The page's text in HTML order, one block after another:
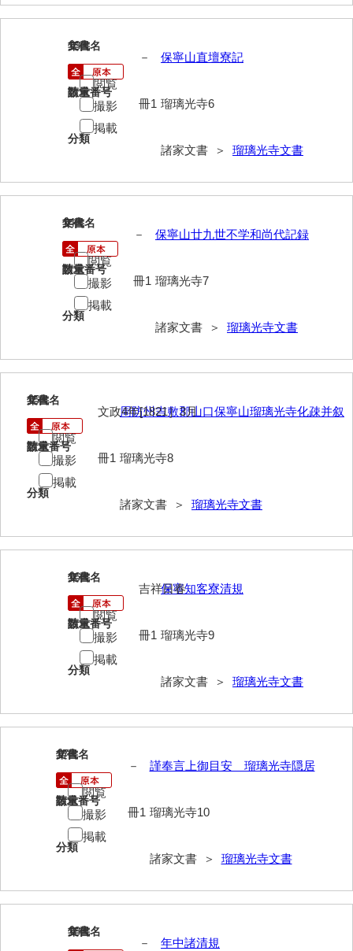
桂家文書（宇部市2）
桂家文書（下関市長府）
桂家文書（大阪市）
門井家文書
金津家文書
兼重家文書
兼田家文書
上村家文書
上矢田井手文書
河崎家文書
河野英男収集資料
神田一・二宮関係文書
神本正律文書
岸浩文庫
木津屋家文書
木梨家文書
木原家文書
木部家文書
木村家文書
木村一人文書
清川家文書
13
文書名
保寧山直壇寮記
請求番号
瑠璃光寺6
分類
諸家文書 ＞ 瑠璃光寺文書
年代
－
数量
冊1
閲覧
撮影
掲載
14
文書名
保寧山廿九世不学和尚代記録
請求番号
瑠璃光寺7
分類
諸家文書 ＞ 瑠璃光寺文書
年代
－
数量
冊1
閲覧
撮影
掲載
15
文書名
周防州吉敷郡山口保寧山瑠璃光寺化疎并叙
請求番号
瑠璃光寺8
分類
諸家文書 ＞ 瑠璃光寺文書
年代
文政4年[1821］3月
数量
冊1
閲覧
撮影
掲載
16
文書名
保寧知客寮清規
請求番号
瑠璃光寺9
分類
諸家文書 ＞ 瑠璃光寺文書
年代
吉祥日春
数量
冊1
閲覧
撮影
掲載
17
文書名
謹奉言上御目安 瑠璃光寺隠居
請求番号
瑠璃光寺10
分類
諸家文書 ＞ 瑠璃光寺文書
年代
－
数量
冊1
閲覧
撮影
掲載
18
文書名
年中諸清規
年代
－